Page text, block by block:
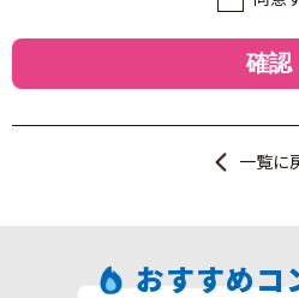
一覧に
おすすめコ